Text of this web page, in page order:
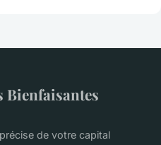
Bienfaisantes
de votre capital